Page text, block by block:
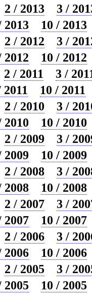
2 / 2013
3 /
2013
10 / 2013
2 / 2012
3 /
2012
10 / 2012
2 / 2011
3 /
2011
10 / 2011
2 / 2010
3 /
2010
10 / 2010
2 / 2009
3 /
2009
10 / 2009
2 / 2008
3 /
2008
10 / 2008
2 / 2007
3 /
2007
10 / 2007
2 / 2006
3 /
2006
10 / 2006
2 / 2005
3 /
2005
10 / 2005